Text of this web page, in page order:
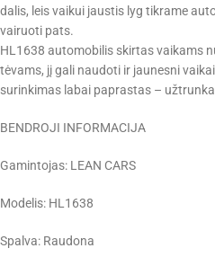
dalis, leis vaikui jaustis lyg tikrame
vairuoti pats.
HL1638 automobilis skirtas vaikams
tėvams, jį gali naudoti ir jaunesni
surinkimas labai paprastas –
BENDROJI INFORMACIJA
Gamintojas: LEAN CARS
Modelis: HL1638
Spalva: Raudona